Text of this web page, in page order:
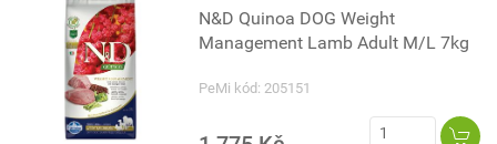
N&D Quinoa DOG Weight
Management Lamb Adult M/L 7kg
PeMi kód: 205151